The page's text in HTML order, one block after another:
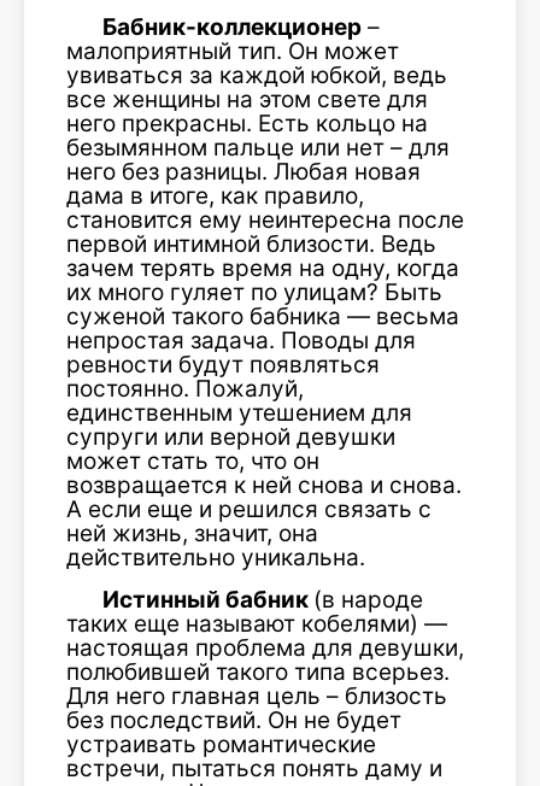
Бабник-коллекционер –
малоприятный тип. Он может
увиваться за каждой юбкой, ведь
все женщины на этом свете для
него прекрасны. Есть кольцо на
безымянном пальце или нет – для
него без разницы. Любая новая
дама в итоге, как правило,
становится ему неинтересна после
первой интимной близости. Ведь
зачем терять время на одну, когда
их много гуляет по улицам? Быть
суженой такого бабника — весьма
непростая задача. Поводы для
ревности будут появляться
постоянно. Пожалуй,
единственным утешением для
супруги или верной девушки
может стать то, что он
возвращается к ней снова и снова.
А если еще и решился связать с
ней жизнь, значит, она
действительно уникальна.
Истинный бабник (в народе
таких еще называют кобелями) —
настоящая проблема для девушки,
полюбившей такого типа всерьез.
Для него главная цель – близость
без последствий. Он не будет
устраивать романтические
встречи, пытаться понять даму и